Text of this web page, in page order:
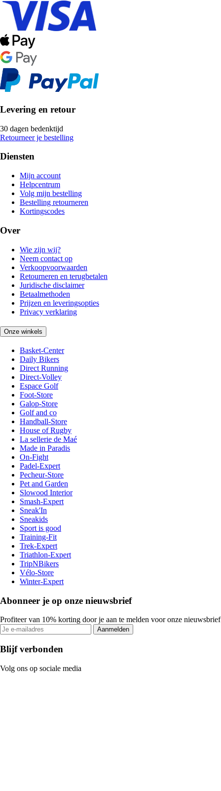
Levering en retour
30 dagen bedenktijd
Retourneer je bestelling
Diensten
Mijn account
Helpcentrum
Volg mijn bestelling
Bestelling retourneren
Kortingscodes
Over
Wie zijn wij?
Neem contact op
Verkoopvoorwaarden
Retourneren en terugbetalen
Juridische disclaimer
Betaalmethoden
Prijzen en leveringsopties
Privacy verklaring
Onze winkels
Basket-Center
Daily Bikers
Direct Running
Direct-Volley
Espace Golf
Foot-Store
Galop-Store
Golf and co
Handball-Store
House of Rugby
La sellerie de Maé
Made in Paradis
On-Fight
Padel-Expert
Pecheur-Store
Pet and Garden
Slowood Interior
Smash-Expert
Sneak'In
Sneakids
Sport is good
Training-Fit
Trek-Expert
Triathlon-Expert
TripNBikers
Vélo-Store
Winter-Expert
Abonneer je op onze nieuwsbrief
Profiteer van 10% korting door je aan te melden voor onze nieuwsbrief
Aanmelden
Blijf verbonden
Volg ons op sociale media